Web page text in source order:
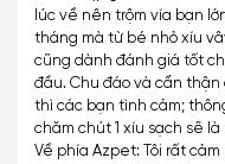
lúc về nên trộm vía bạn
tháng mà từ bé nhỏ xíu
cũng dành đánh giá tốt
đầu. Chu đáo và cẩn
thì các bạn tình cảm;
chăm chút 1 xíu sạch sẽ
Về phía Azpet: Tôi rất